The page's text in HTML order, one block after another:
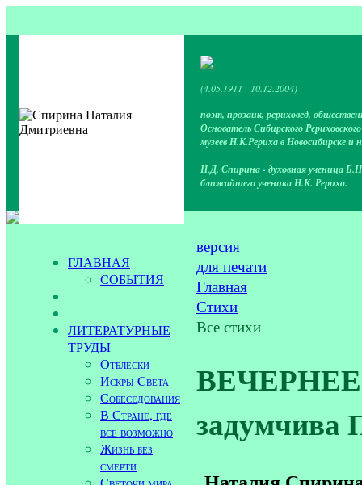
(4.05.1911 - 10.12.2004)
поэт, прозаик, рериховед,
Основатель Сибирского
музеев Н.К.Рериха в Новосибирске и
Н.Д. Спирина - духовная ученица
ближайшего ученика Н.К. Рериха.
ГЛАВНАЯ
СОБЫТИЯ
ЛИТЕРАТУРНЫЕ
ТРУДЫ
Отблески
Искры Cвета
Собеседования
В Стране, где
всё возможно
Жизнь без
смерти
версия
для печати
Главная
Стихи
Все стихи
ВЕЧЕРНЕЕ